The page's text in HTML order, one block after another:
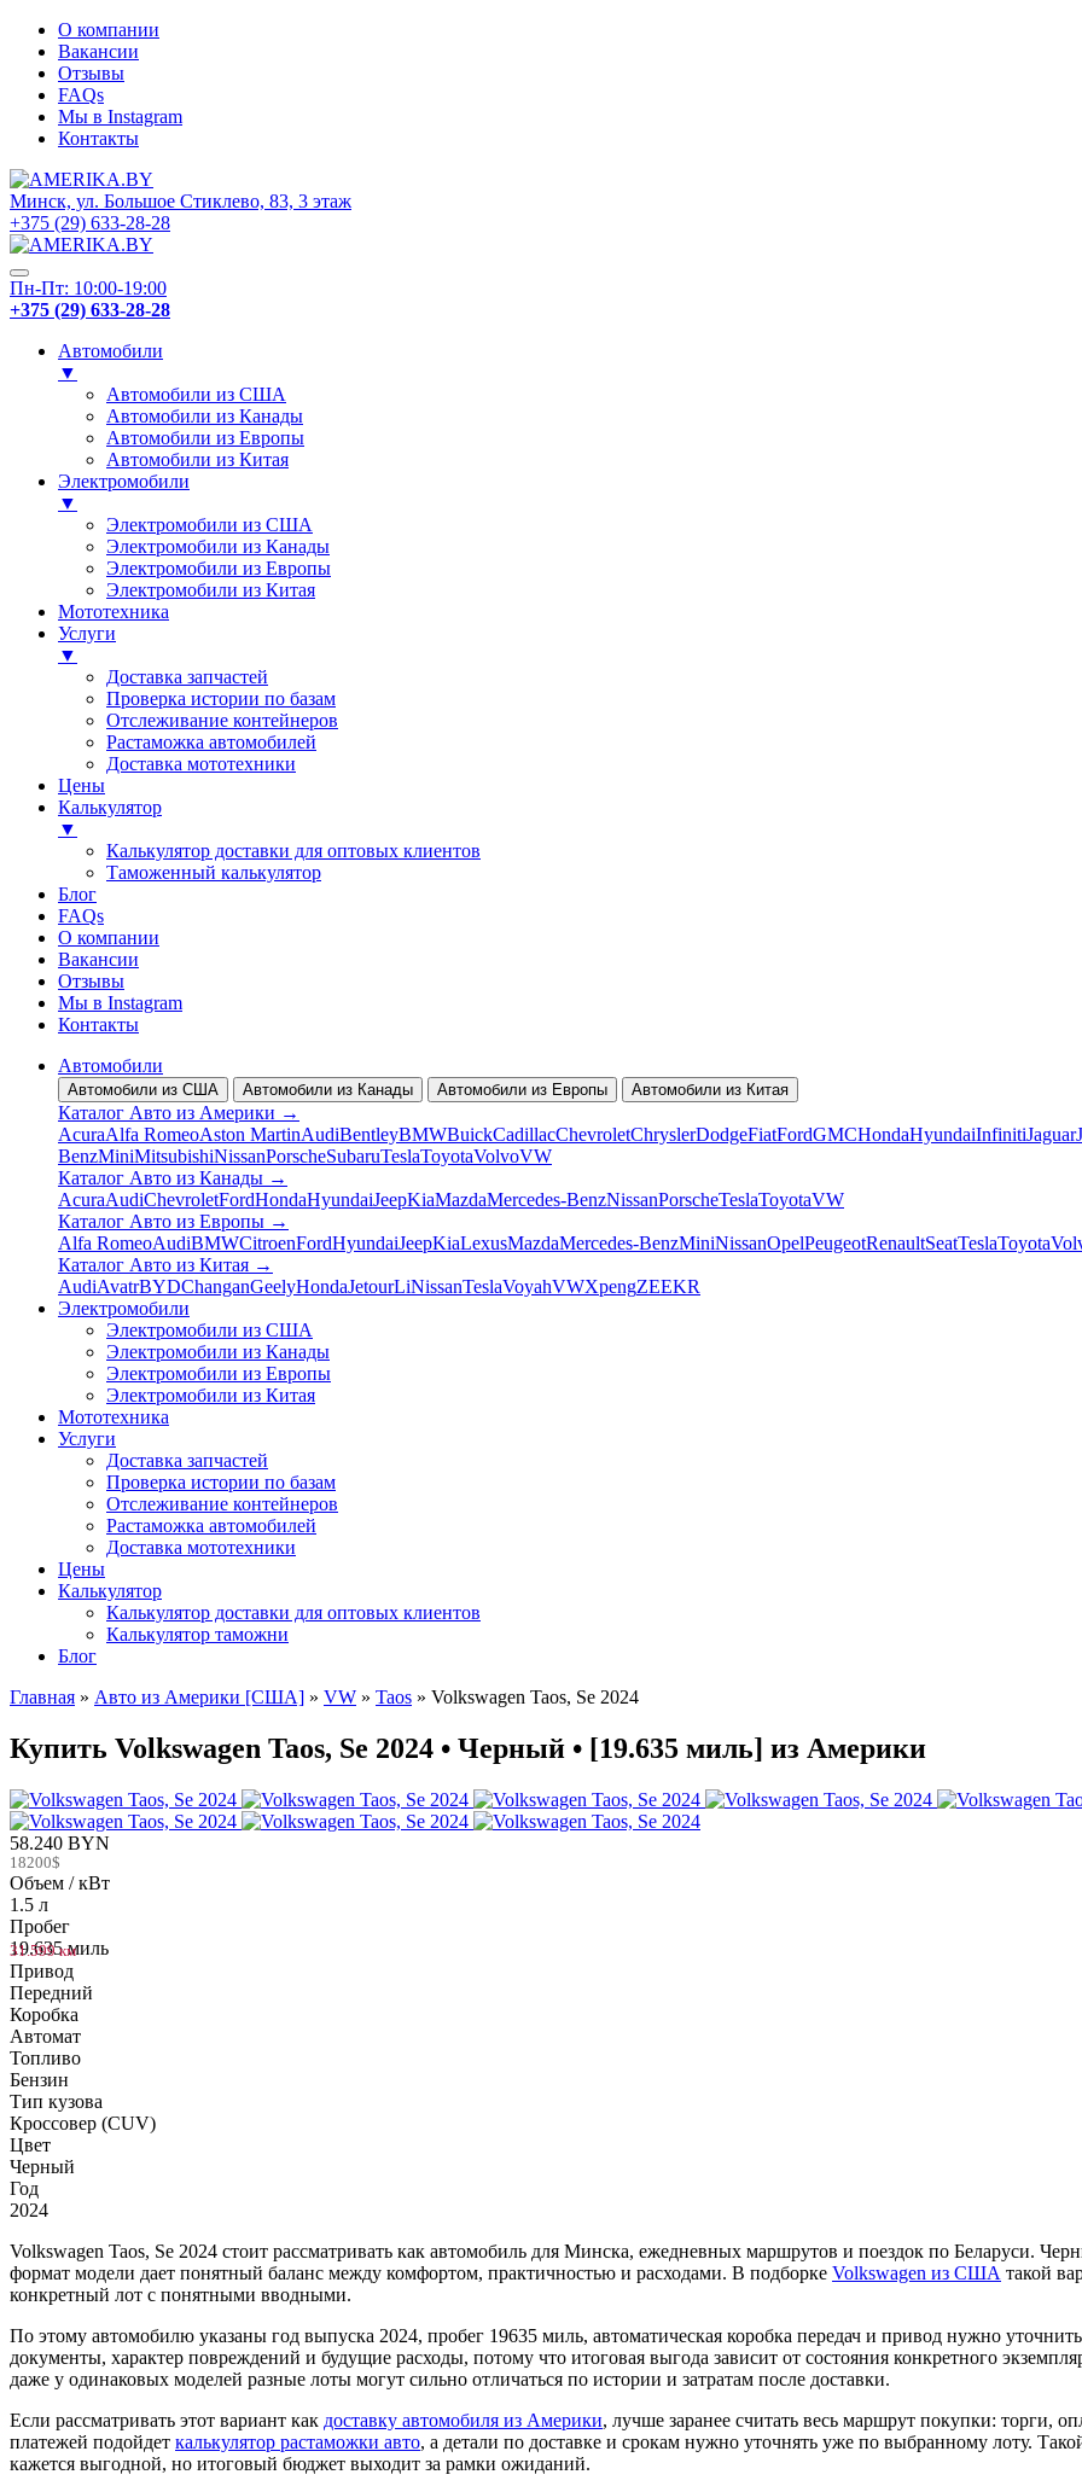
О компании
Вакансии
Отзывы
FAQs
Мы в Instagram
Контакты
Минск, ул. Большое Стиклево, 83, 3 этаж
+375 (29) 633-28-28
Пн-Пт: 10:00-19:00
+375 (29) 633-28-28
Автомобили
▼
Автомобили из США
Автомобили из Канады
Автомобили из Европы
Автомобили из Китая
Электромобили
▼
Электромобили из США
Электромобили из Канады
Электромобили из Европы
Электромобили из Китая
Мототехника
Услуги
▼
Доставка запчастей
Проверка истории по базам
Отслеживание контейнеров
Растаможка автомобилей
Доставка мототехники
Цены
Калькулятор
▼
Калькулятор доставки для оптовых клиентов
Таможенный калькулятор
Блог
FAQs
О компании
Вакансии
Отзывы
Мы в Instagram
Контакты
Автомобили
Автомобили из США Автомобили из Канады Автомобили из Европы Автомобили из Китая
Каталог Авто из Америки →
AcuraAlfa RomeoAston MartinAudiBentleyBMWBuickCadillacChevroletChryslerDodgeFiatFordGMCHondaHyundaiInfinitiJaguar
BenzMiniMitsubishiNissanPorscheSubaruTeslaToyotaVolvoVW
Каталог Авто из Канады →
AcuraAudiChevroletFordHondaHyundaiJeepKiaMazdaMercedes-BenzNissanPorscheTeslaToyotaVW
Каталог Авто из Европы →
Alfa RomeoAudiBMWCitroenFordHyundaiJeepKiaLexusMazdaMercedes-BenzMiniNissanOpelPeugeotRenaultSeatTeslaToyota
Каталог Авто из Китая →
AudiAvatrBYDChanganGeelyHondaJetourLiNissanTeslaVoyahVWXpengZEEKR
Электромобили
Электромобили из США
Электромобили из Канады
Электромобили из Европы
Электромобили из Китая
Мототехника
Услуги
Доставка запчастей
Проверка истории по базам
Отслеживание контейнеров
Растаможка автомобилей
Доставка мототехники
Цены
Калькулятор
Калькулятор доставки для оптовых клиентов
Калькулятор таможни
Блог
Главная » Авто из Америки [США] » VW » Taos » Volkswagen Taos, Se 2024
Купить Volkswagen Taos, Se 2024 • Черный • [19.635 миль] из Америки
58.240 BYN
18200$
Объем / кВт
1.5 л
Пробег
19.635 миль
31.599 км
Привод
Передний
Коробка
Автомат
Топливо
Бензин
Тип кузова
Кроссовер (CUV)
Цвет
Черный
Год
2024
Volkswagen Taos, Se 2024 стоит рассматривать как автомобиль для Минска, ежедневных маршрутов и поездок по Беларуси.
формат модели дает понятный баланс между комфортом, практичностью и расходами. В подборке Volkswagen из США такой
конкретный лот с понятными вводными.
По этому автомобилю указаны год выпуска 2024, пробег 19635 миль, автоматическая коробка передач и привод нужно
документы, характер повреждений и будущие расходы, потому что итоговая выгода зависит от состояния конкретного
даже у одинаковых моделей разные лоты могут сильно отличаться по истории и затратам после доставки.
Если рассматривать этот вариант как доставку автомобиля из Америки, лучше заранее считать весь маршрут покупки: торги,
платежей подойдет калькулятор растаможки авто, а детали по доставке и срокам нужно уточнять уже по выбранному лоту.
кажется выгодной, но итоговый бюджет выходит за рамки ожиданий.